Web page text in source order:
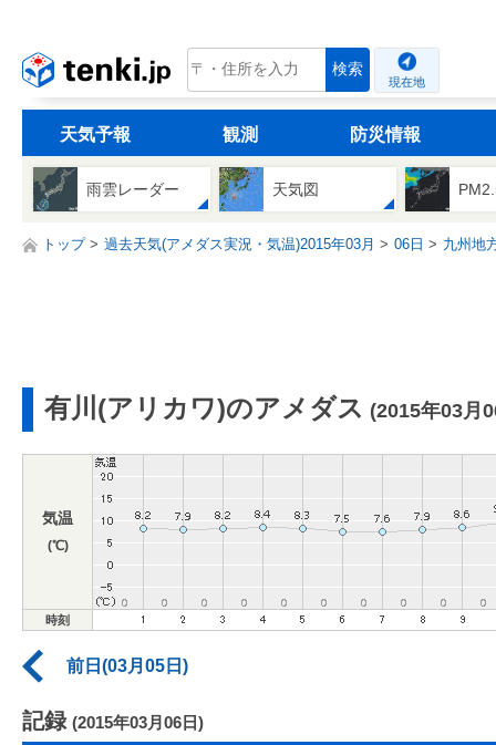
tenki.jp 検索
現在地
天気予報 観測 防災情報
雨雲レーダー 天気図
トップ 過去天気(アメダス実況・気温)2015年03月 06日 九州地
有川(アリカワ)のアメダス (2015年03月
気温
(℃)
時刻
前日(03月05日)
記録 (2015年03月06日)